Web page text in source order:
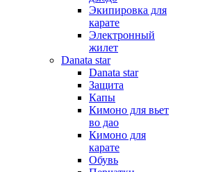
Экипировка для
карате
Электронный
жилет
Danata star
Danata star
Защита
Капы
Кимоно для вьет
во дао
Кимоно для
карате
Обувь